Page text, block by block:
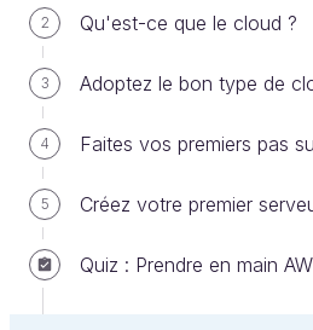
2 Qu'est-ce que le cloud ?
3 Adoptez le bon type de
4 Faites vos premiers pas
5 Créez votre premier
Quiz : Prendre en main